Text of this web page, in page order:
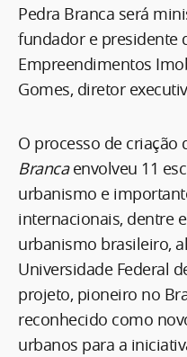
Pedra Branca será
fundador e presidente
Empreendimentos
Gomes, diretor
O processo de criação
Brancaenvolveu 11
urbanismo e
internacionais, dentre
urbanismo brasileiro,
Universidade Federal
projeto, pioneiro no
reconhecido como
urbanos para a